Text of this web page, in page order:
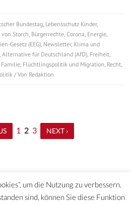
Bundestag Lebensschutz Kinder,
Storch Bürgerrechte Corona Energie
Gesetz (EEG) Newsletter, Klima und
Alternative für Deutschland (AfD) Freiheit
Familie Flüchtlingspolitik und Migration Recht
/ Von Redaktion
1 2 3 NEXT ›
um die Nutzung zu verbessern.
sind, können Sie diese Funktion